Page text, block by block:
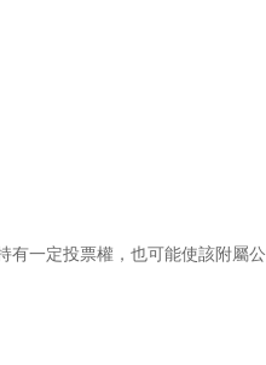
有一定投票權，也可能使該附屬